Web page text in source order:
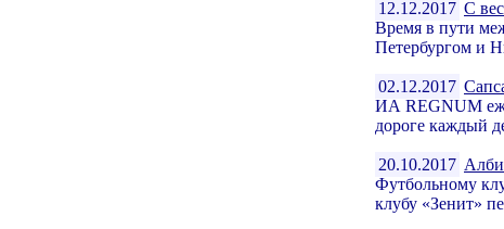
12.12.2017 С
Время в пути
Петербургом и
02.12.2017
ИА REGNUM
дороге каждый
20.10.2017
Футбольному
клубу «Зенит»